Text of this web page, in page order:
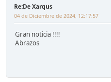
Re:De Xarqus
04 de Diciembre de 2024, 12:17:57
Gran noticia !!!!
Abrazos